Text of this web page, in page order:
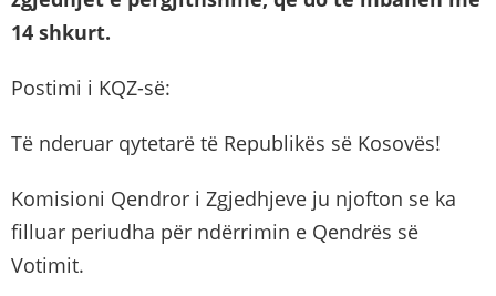
14 shkurt.
Postimi i KQZ-së:
Të nderuar qytetarë të Republikës së Kosovës!
Komisioni Qendror i Zgjedhjeve ju njofton se ka
filluar periudha për ndërrimin e Qendrës së
Votimit.